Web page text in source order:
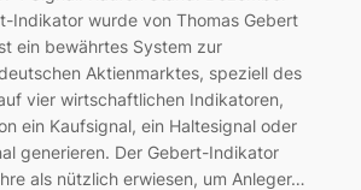
Indikator wurde von Thomas Gebert
ein bewährtes System zur
Aktienmarktes, speziell des
vier wirtschaftlichen Indikatoren,
ein Kaufsignal, ein Haltesignal oder
generieren. Der Gebert-Indikator
als nützlich erwiesen, um Anleger…